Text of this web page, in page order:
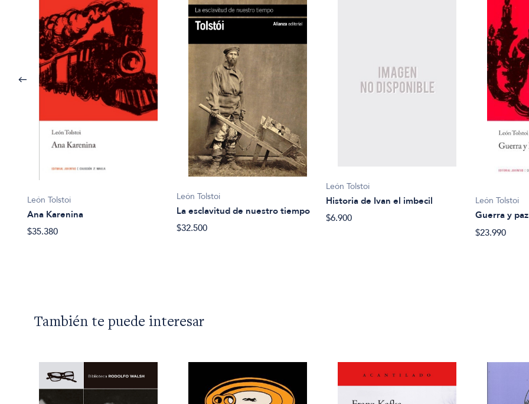
León Tolstoi
Ana Karenina
$35.380
León Tolstoi
La esclavitud de nuestro tiempo
$32.500
León Tolstoi
Historia de Ivan el imbecil
$6.900
León Tolstoi
Guerra y paz
$23.990
También te puede interesar